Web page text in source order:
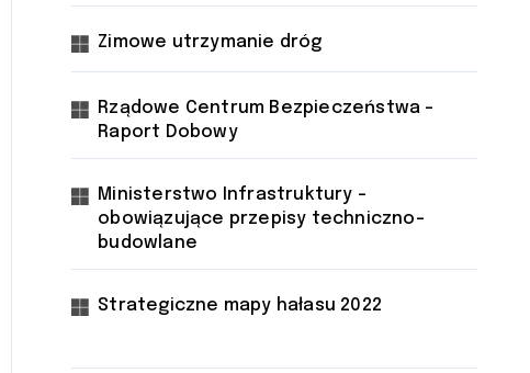
Zimowe utrzymanie dróg
Rządowe Centrum Bezpieczeństwa -
Raport Dobowy
Ministerstwo Infrastruktury -
obowiązujące przepisy techniczno-
budowlane
Strategiczne mapy hałasu 2022